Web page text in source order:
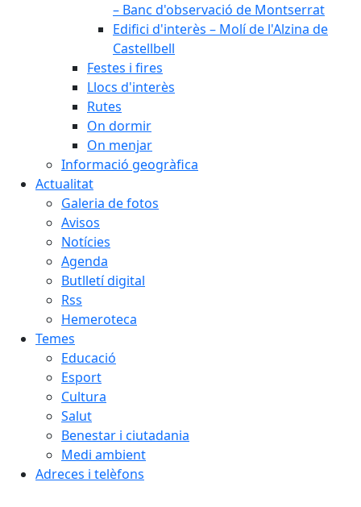
– Banc d'observació de Montserrat
Edifici d'interès – Molí de l'Alzina de
Castellbell
Festes i fires
Llocs d'interès
Rutes
On dormir
On menjar
Informació geogràfica
Actualitat
Galeria de fotos
Avisos
Notícies
Agenda
Butlletí digital
Rss
Hemeroteca
Temes
Educació
Esport
Cultura
Salut
Benestar i ciutadania
Medi ambient
Adreces i telèfons